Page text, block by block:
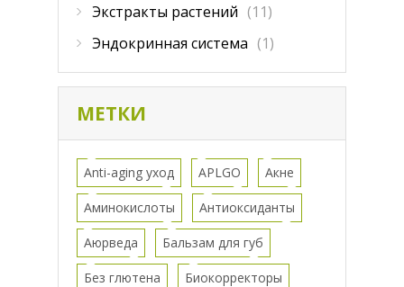
Экстракты растений (11)
Эндокринная система (1)
МЕТКИ
Anti-aging уход APLGO Акне
Аминокислоты Антиоксиданты
Аюрведа Бальзам для губ
Без глютена Биокорректоры